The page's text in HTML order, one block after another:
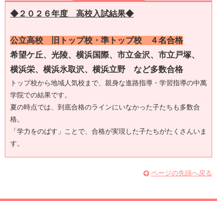
◆２０２６年度 高校入試結果◆
公立高校 旧トップ校・準トップ校 ４名合格
希望ケ丘、光陵、 横浜国際、市立金沢、市立戸塚、
横浜栄、横浜氷取沢、横浜立野 など多数合格
トップ校から地域人気校まで、親身な進路指導・学習指導の中萬
学院での結果です。
夏の時点では、到底合格のラインにいなかった子たちも多数合
格。
「学力をのばす」ことで、合格が実現した子たちがたくさんいま
す。
ページの先頭へ戻る